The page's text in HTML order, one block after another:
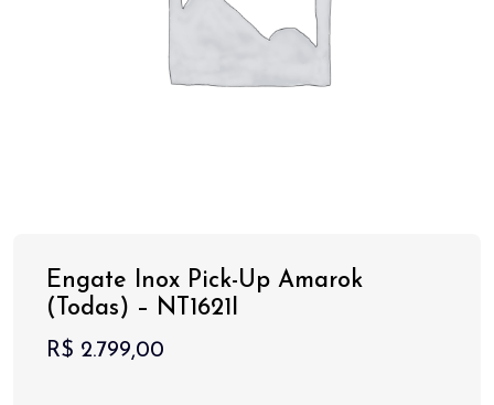
Engate Inox Pick-Up Amarok
(Todas) – NT1621I
R$ 2.799,00